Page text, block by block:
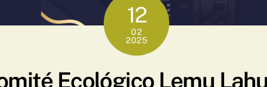
12
02
2025
Ecológico Lemu